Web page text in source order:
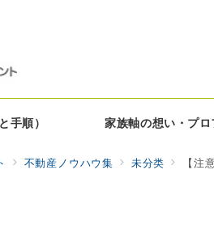
手順） 家族軸の想い・プ
不動産ノウハウ集 未分类 【注